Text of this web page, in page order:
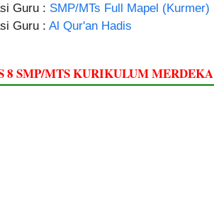
Guru : SMP/MTs Full Mapel (Kurmer)
Guru : Al Qur'an Hadis
8 SMP/MTS KURIKULUM MERDEKA